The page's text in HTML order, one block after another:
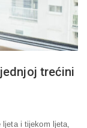
trećini
ljeta i tijekom ljeta,